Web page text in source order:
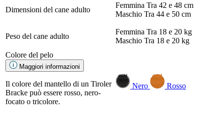
Dimensioni del cane adulto
Femmina Tra 42 e 48 cm
Maschio Tra 44 e 50 cm
Peso del cane adulto
Femmina Tra 18 e 20 kg
Maschio Tra 18 e 20 kg
Colore del pelo
Maggiori informazioni
Il colore del mantello di un Tiroler
Bracke può essere rosso, nero-
focato o tricolore.
Nero Rosso